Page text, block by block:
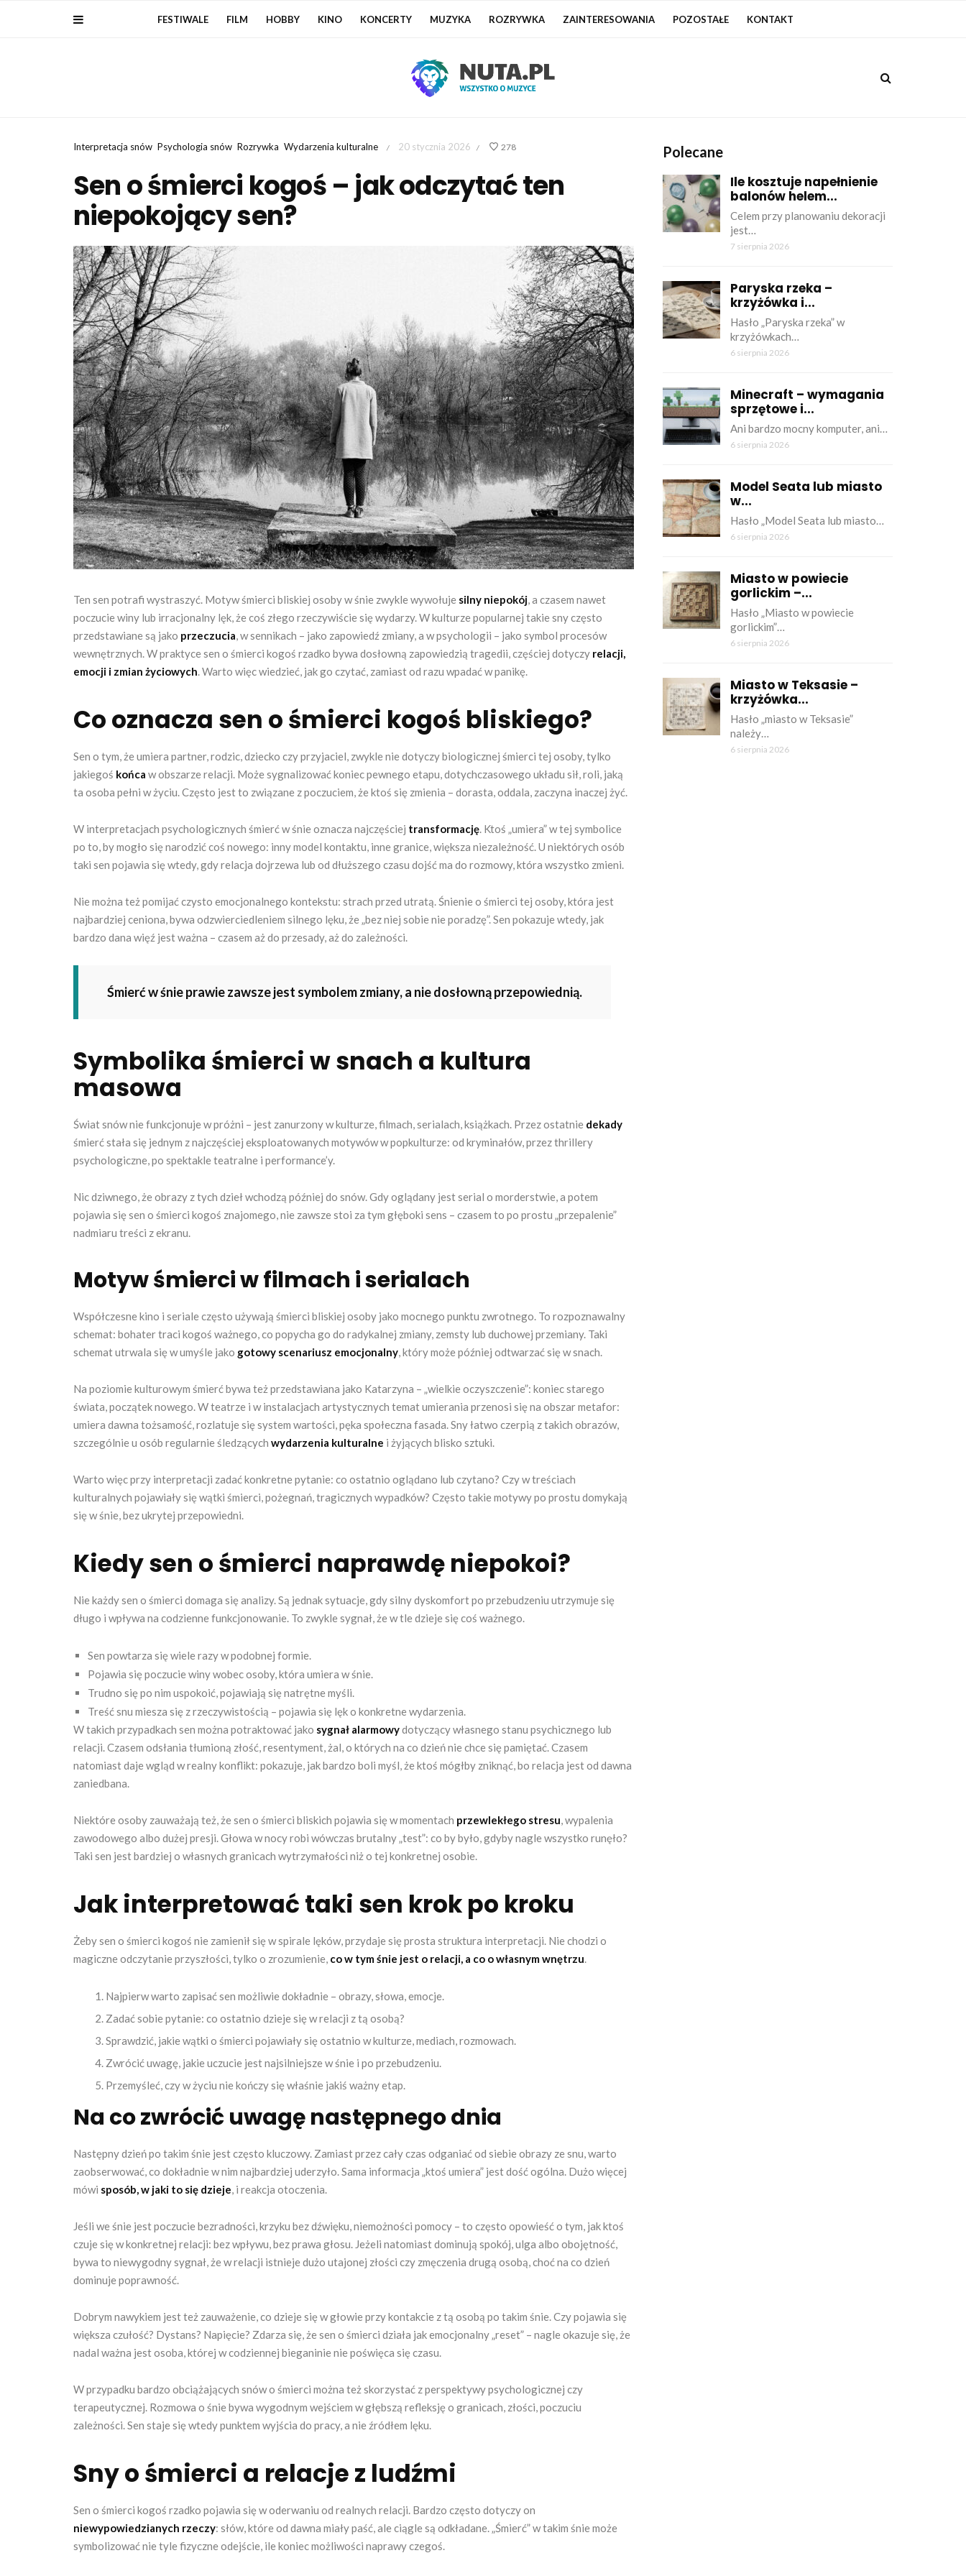
FESTIWALE FILM HOBBY KINO KONCERTY MUZYKA ROZRYWKA ZAINTERESOWANIA POZOSTAŁE KONTAKT
Interpretacja snów Psychologia snów Rozrywka Wydarzenia kulturalne / 20 stycznia 2026 / 278
Sen o śmierci kogoś – jak odczytać ten
niepokojący sen?
Ten sen potrafi wystraszyć. Motyw śmierci bliskiej osoby w śnie zwykle wywołuje silny niepokój, a czasem nawet
poczucie winy lub irracjonalny lęk, że coś złego rzeczywiście się wydarzy. W kulturze popularnej takie sny często
przedstawiane są jako przeczucia, w sennikach – jako zapowiedź zmiany, a w psychologii – jako symbol procesów
wewnętrznych. W praktyce sen o śmierci kogoś rzadko bywa dosłowną zapowiedzią tragedii, częściej dotyczy relacji,
emocji i zmian życiowych. Warto więc wiedzieć, jak go czytać, zamiast od razu wpadać w panikę.
Co oznacza sen o śmierci kogoś bliskiego?
Sen o tym, że umiera partner, rodzic, dziecko czy przyjaciel, zwykle nie dotyczy biologicznej śmierci tej osoby, tylko
jakiegoś końca w obszarze relacji. Może sygnalizować koniec pewnego etapu, dotychczasowego układu sił, roli, jaką
ta osoba pełni w życiu. Często jest to związane z poczuciem, że ktoś się zmienia – dorasta, oddala, zaczyna inaczej żyć.
W interpretacjach psychologicznych śmierć w śnie oznacza najczęściej transformację. Ktoś „umiera” w tej symbolice
po to, by mogło się narodzić coś nowego: inny model kontaktu, inne granice, większa niezależność. U niektórych osób
taki sen pojawia się wtedy, gdy relacja dojrzewa lub od dłuższego czasu dojść ma do rozmowy, która wszystko zmieni.
Nie można też pomijać czysto emocjonalnego kontekstu: strach przed utratą. Śnienie o śmierci tej osoby, która jest
najbardziej ceniona, bywa odzwierciedleniem silnego lęku, że „bez niej sobie nie poradzę”. Sen pokazuje wtedy, jak
bardzo dana więź jest ważna – czasem aż do przesady, aż do zależności.
Śmierć w śnie prawie zawsze jest symbolem zmiany, a nie dosłowną przepowiednią.
Symbolika śmierci w snach a kultura
masowa
Świat snów nie funkcjonuje w próżni – jest zanurzony w kulturze, filmach, serialach, książkach. Przez ostatnie dekady
śmierć stała się jednym z najczęściej eksploatowanych motywów w popkulturze: od kryminałów, przez thrillery
psychologiczne, po spektakle teatralne i performance’y.
Nic dziwnego, że obrazy z tych dzieł wchodzą później do snów. Gdy oglądany jest serial o morderstwie, a potem
pojawia się sen o śmierci kogoś znajomego, nie zawsze stoi za tym głęboki sens – czasem to po prostu „przepalenie”
nadmiaru treści z ekranu.
Motyw śmierci w filmach i serialach
Współczesne kino i seriale często używają śmierci bliskiej osoby jako mocnego punktu zwrotnego. To rozpoznawalny
schemat: bohater traci kogoś ważnego, co popycha go do radykalnej zmiany, zemsty lub duchowej przemiany. Taki
schemat utrwala się w umyśle jako gotowy scenariusz emocjonalny, który może później odtwarzać się w snach.
Na poziomie kulturowym śmierć bywa też przedstawiana jako Katarzyna – „wielkie oczyszczenie”: koniec starego
świata, początek nowego. W teatrze i w instalacjach artystycznych temat umierania przenosi się na obszar metafor:
umiera dawna tożsamość, rozlatuje się system wartości, pęka społeczna fasada. Sny łatwo czerpią z takich obrazów,
szczególnie u osób regularnie śledzących wydarzenia kulturalne i żyjących blisko sztuki.
Warto więc przy interpretacji zadać konkretne pytanie: co ostatnio oglądano lub czytano? Czy w treściach
kulturalnych pojawiały się wątki śmierci, pożegnań, tragicznych wypadków? Często takie motywy po prostu domykają
się w śnie, bez ukrytej przepowiedni.
Kiedy sen o śmierci naprawdę niepokoi?
Nie każdy sen o śmierci domaga się analizy. Są jednak sytuacje, gdy silny dyskomfort po przebudzeniu utrzymuje się
długo i wpływa na codzienne funkcjonowanie. To zwykle sygnał, że w tle dzieje się coś ważnego.
Sen powtarza się wiele razy w podobnej formie.
Pojawia się poczucie winy wobec osoby, która umiera w śnie.
Trudno się po nim uspokoić, pojawiają się natrętne myśli.
Treść snu miesza się z rzeczywistością – pojawia się lęk o konkretne wydarzenia.
W takich przypadkach sen można potraktować jako sygnał alarmowydotyczący własnego stanu psychicznego lub
relacji. Czasem odsłania tłumioną złość, resentyment, żal, o których na co dzień nie chce się pamiętać. Czasem
natomiast daje wgląd w realny konflikt: pokazuje, jak bardzo boli myśl, że ktoś mógłby zniknąć, bo relacja jest od dawna
zaniedbana.
Niektóre osoby zauważają też, że sen o śmierci bliskich pojawia się w momentach przewlekłego stresu, wypalenia
zawodowego albo dużej presji. Głowa w nocy robi wówczas brutalny „test”: co by było, gdyby nagle wszystko runęło?
Taki sen jest bardziej o własnych granicach wytrzymałości niż o tej konkretnej osobie.
Jak interpretować taki sen krok po kroku
Żeby sen o śmierci kogoś nie zamienił się w spirale lęków, przydaje się prosta struktura interpretacji. Nie chodzi o
magiczne odczytanie przyszłości, tylko o zrozumienie, co w tym śnie jest o relacji, a co o własnym wnętrzu.
Najpierw warto zapisać sen możliwie dokładnie – obrazy, słowa, emocje.
Zadać sobie pytanie: co ostatnio dzieje się w relacji z tą osobą?
Sprawdzić, jakie wątki o śmierci pojawiały się ostatnio w kulturze, mediach, rozmowach.
Zwrócić uwagę, jakie uczucie jest najsilniejsze w śnie i po przebudzeniu.
Przemyśleć, czy w życiu nie kończy się właśnie jakiś ważny etap.
Na co zwrócić uwagę następnego dnia
Następny dzień po takim śnie jest często kluczowy. Zamiast przez cały czas odganiać od siebie obrazy ze snu, warto
zaobserwować, co dokładnie w nim najbardziej uderzyło. Sama informacja „ktoś umiera” jest dość ogólna. Dużo więcej
mówi sposób, w jaki to się dzieje, i reakcja otoczenia.
Jeśli we śnie jest poczucie bezradności, krzyku bez dźwięku, niemożności pomocy – to często opowieść o tym, jak ktoś
czuje się w konkretnej relacji: bez wpływu, bez prawa głosu. Jeżeli natomiast dominują spokój, ulga albo obojętność,
bywa to niewygodny sygnał, że w relacji istnieje dużo utajonej złości czy zmęczenia drugą osobą, choć na co dzień
dominuje poprawność.
Dobrym nawykiem jest też zauważenie, co dzieje się w głowie przy kontakcie z tą osobą po takim śnie. Czy pojawia się
większa czułość? Dystans? Napięcie? Zdarza się, że sen o śmierci działa jak emocjonalny „reset” – nagle okazuje się, że
nadal ważna jest osoba, której w codziennej bieganinie nie poświęca się czasu.
W przypadku bardzo obciążających snów o śmierci można też skorzystać z perspektywy psychologicznej czy
terapeutycznej. Rozmowa o śnie bywa wygodnym wejściem w głębszą refleksję o granicach, złości, poczuciu
zależności. Sen staje się wtedy punktem wyjścia do pracy, a nie źródłem lęku.
Sny o śmierci a relacje z ludźmi
Sen o śmierci kogoś rzadko pojawia się w oderwaniu od realnych relacji. Bardzo często dotyczy on
niewypowiedzianych rzeczy: słów, które od dawna miały paść, ale ciągle są odkładane. „Śmierć” w takim śnie może
symbolizować nie tyle fizyczne odejście, ile koniec możliwości naprawy czegoś.
Polecane
Ile kosztuje napełnienie
balonów helem...
Celem przy planowaniu dekoracji
jest…
7 sierpnia 2026
Paryska rzeka –
krzyżówka i...
Hasło „Paryska rzeka” w
krzyżówkach…
6 sierpnia 2026
Minecraft – wymagania
sprzętowe i...
Ani bardzo mocny komputer, ani…
6 sierpnia 2026
Model Seata lub miasto
w...
Hasło „Model Seata lub miasto…
6 sierpnia 2026
Miasto w powiecie
gorlickim –...
Hasło „Miasto w powiecie
gorlickim”…
6 sierpnia 2026
Miasto w Teksasie –
krzyżówka...
Hasło „miasto w Teksasie”
należy…
6 sierpnia 2026